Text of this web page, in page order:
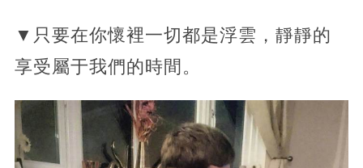
▼只要在你懷裡一切都是浮雲，靜靜的
享受屬于我們的時間。